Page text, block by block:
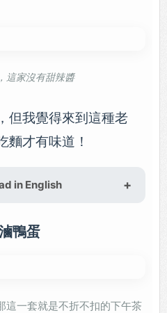
這家沒有甜辣醬
但我覺得來到這種老
麵才有味道！
in English
鴨蛋
這一套就是不折不扣的下午茶